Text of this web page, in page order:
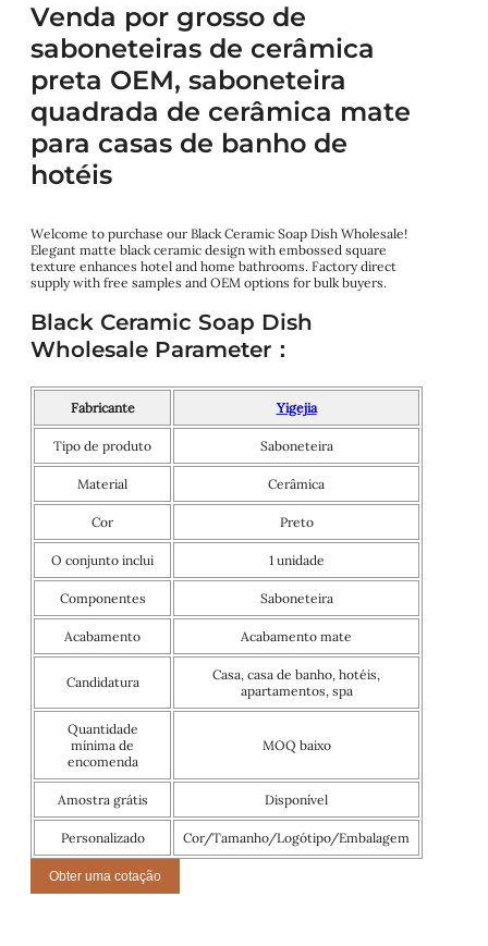
Venda por grosso de
saboneteiras de cerâmica
preta OEM, saboneteira
quadrada de cerâmica mate
para casas de banho de
hotéis
Welcome to purchase our Black Ceramic Soap Dish Wholesale!
Elegant matte black ceramic design with embossed square
texture enhances hotel and home bathrooms. Factory direct
supply with free samples and OEM options for bulk buyers.
Black Ceramic Soap Dish
Wholesale Parameter：
Fabricante Yigejia
Tipo de produto Saboneteira
Material Cerâmica
Cor Preto
O conjunto inclui 1 unidade
Componentes Saboneteira
Acabamento Acabamento mate
Candidatura
Casa, casa de banho, hotéis,
apartamentos, spa
Quantidade
mínima de
encomenda
MOQ baixo
Amostra grátis Disponível
Personalizado Cor/Tamanho/Logótipo/Embalagem
Obter uma cotação